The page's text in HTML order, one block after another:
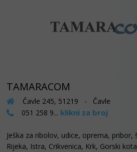
TAMARACOM
Čavle 245, 51219 - Čavle
051 258 9... klikni za broj
Ješka za ribolov, udice, oprema, pribor,
Rijeka, Istra, Crikvenica, Krk, Gorski